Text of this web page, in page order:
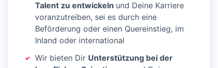
Talent zu entwickeln und Deine Karriere
voranzutreiben, sei es durch eine
Beförderung oder einen Quereinstieg, im
Inland oder international
Wir bieten Dir Unterstützung bei der